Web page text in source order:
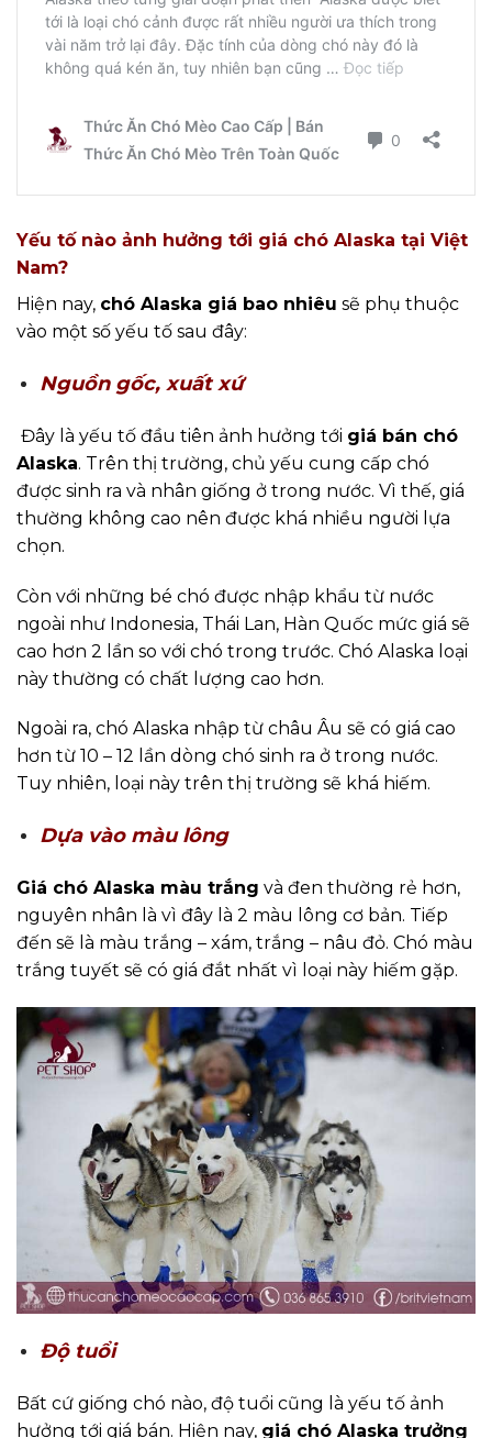
Yếu tố nào ảnh hưởng tới giá chó Alaska tại Việt
Nam?
Hiện nay, chó Alaska giá bao nhiêu sẽ phụ thuộc
vào một số yếu tố sau đây:
Nguồn gốc, xuất xứ
Đây là yếu tố đầu tiên ảnh hưởng tới giá bán chó
Alaska. Trên thị trường, chủ yếu cung cấp chó
được sinh ra và nhân giống ở trong nước. Vì thế, giá
thường không cao nên được khá nhiều người lựa
chọn.
Còn với những bé chó được nhập khẩu từ nước
ngoài như Indonesia, Thái Lan, Hàn Quốc mức giá sẽ
cao hơn 2 lần so với chó trong trước. Chó Alaska loại
này thường có chất lượng cao hơn.
Ngoài ra, chó Alaska nhập từ châu Âu sẽ có giá cao
hơn từ 10 – 12 lần dòng chó sinh ra ở trong nước.
Tuy nhiên, loại này trên thị trường sẽ khá hiếm.
Dựa vào màu lông
Giá chó Alaska màu trắng và đen thường rẻ hơn,
nguyên nhân là vì đây là 2 màu lông cơ bản. Tiếp
đến sẽ là màu trắng – xám, trắng – nâu đỏ. Chó màu
trắng tuyết sẽ có giá đắt nhất vì loại này hiếm gặp.
Độ tuổi
Bất cứ giống chó nào, độ tuổi cũng là yếu tố ảnh
hưởng tới giá bán. Hiện nay, giá chó Alaska trưởng